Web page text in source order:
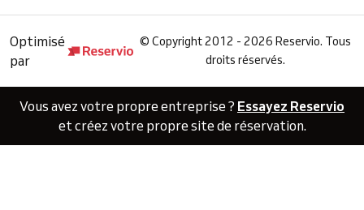
Optimisé
par
© Copyright 2012 - 2026 Reservio. Tous
droits réservés.
Vous avez votre propre entreprise ? Essayez Reservio
et créez votre propre site de réservation.